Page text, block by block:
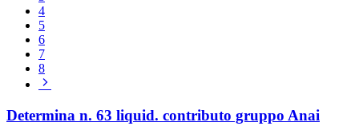
4
5
6
7
8
Determina n. 63 liquid. contributo gruppo Anai